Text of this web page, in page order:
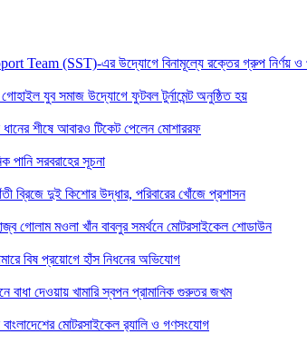
Team (SST)-এর উদ্যোগে বিনামূল্যে রক্তের গ্রুপ নির্ণয় ও
গোহাইল যুব সমাজ উদ্যোগে ফুটবল টুর্নামেন্ট অনুষ্ঠিত হয়
শীষে আবারও টিকেট পেলেন মোশাররফ
পানি সরবরাহের সূচনা
ব্রিজে দুই কিশোর উদ্ধার, পরিবারের খোঁজে প্রশাসন
গোলাম মওলা খাঁন বাবলুর সমর্থনে মোটরসাইকেল শোডাউন
বিষ প্রয়োগে হাঁস নিধনের অভিযোগ
বাধা দেওয়ায় খামারি স্বপন প্রামানিক গুরুতর জখম
মোটরসাইকেল র‍্যালি ও গণসংযোগ